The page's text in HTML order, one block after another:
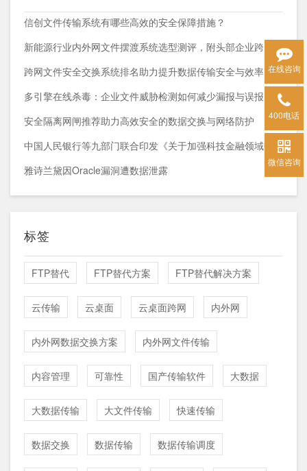
信创文件传输系统有哪些高效的安全保障措施？
新能源行业内外网文件摆渡系统选型测评，附头部企业跨网部署案例
跨网文件安全交换系统排名助力提升数据传输安全与效率
多引擎在线杀毒：企业文件威胁检测如何减少漏报与误报？
安全隔离网闸推荐助力高效安全的数据交换与网络防护
中国人民银行等九部门联合印发《关于加强科技金融领域数据开发利用的通知》
雅诗兰黛因Oracle漏洞遭数据泄露
标签
FTP替代 FTP替代方案 FTP替代解决方案
云传输 云桌面 云桌面跨网 内外网
内外网数据交换方案 内外网文件传输
内容管理 可靠性 国产传输软件 大数据
大数据传输 大文件传输 快速传输
数据交换 数据传输 数据传输调度
在线咨询
400电话
微信咨询